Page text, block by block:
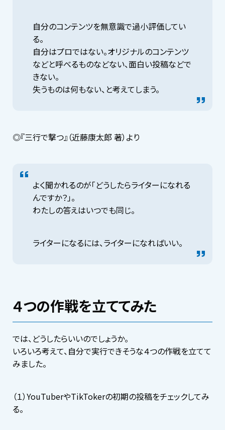
自分のコンテンツを無意識で過小評価してい
る。
自分はプロではない。オリジナルのコンテンツ
などと呼べるものなどない、面白い投稿などで
きない。
失うものは何もない、と考えてしまう。
◎『三行で撃つ』（近藤康太郎 著）より
よく聞かれるのが「どうしたらライターになれる
んですか？」。
わたしの答えはいつでも同じ。
ライターになるには、ライターになればいい。
４つの作戦を立ててみた
では、どうしたらいいのでしょうか。
いろいろ考えて、自分で実行できそうな４つの作戦を立てて
みました。
（１）YouTuberやTikTokerの初期の投稿をチェックしてみ
る。